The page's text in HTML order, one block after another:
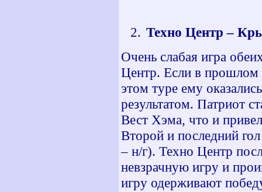
Техно Центр –
Очень слабая игра
Центр. Если в прошлом
этом туре ему
результатом. Патриот
Вест Хэма, что и
Второй и последний
– н/г). Техно Центр
невзрачную игру и
игру одерживают